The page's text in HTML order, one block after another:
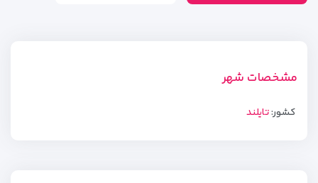
مشخصات شهر
کشور:تایلند